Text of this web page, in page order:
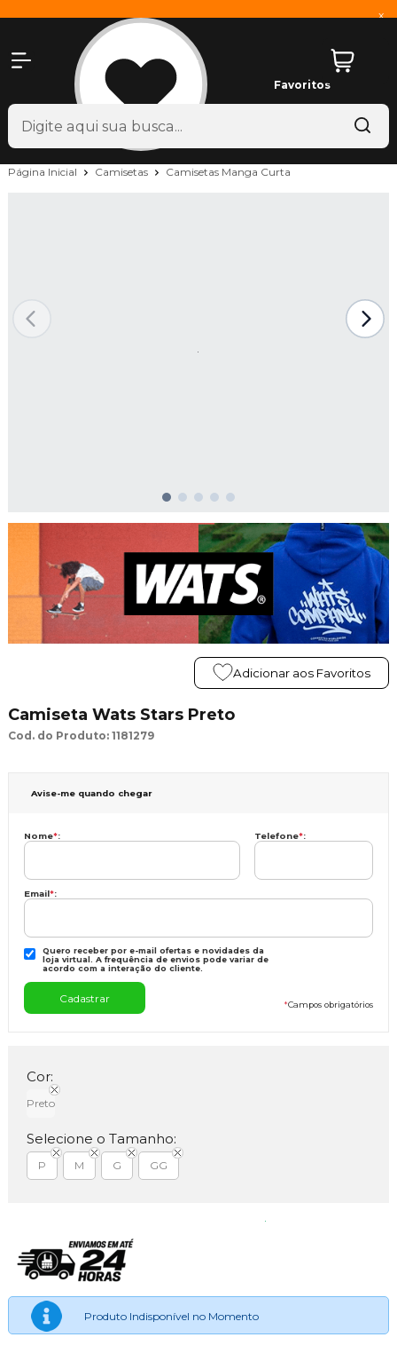
x
Favoritos
Página Inicial Camisetas Camisetas Manga Curta
Adicionar aos Favoritos
Camiseta Wats Stars Preto
Cod. do Produto: 1181279
Avise-me quando chegar
Nome*: Telefone*:
Email*:
Quero receber por e-mail ofertas e novidades da
loja virtual. A frequência de envios pode variar de
acordo com a interação do cliente.
*Campos obrigatórios
Cor:
Preto
Selecione o Tamanho:
P M G GG
Produto Indisponível no Momento